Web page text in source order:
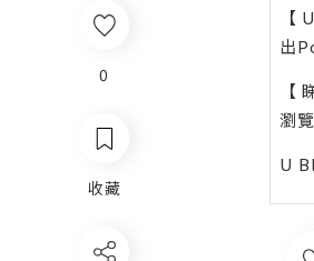
0
收藏
【
出
【
瀏
U